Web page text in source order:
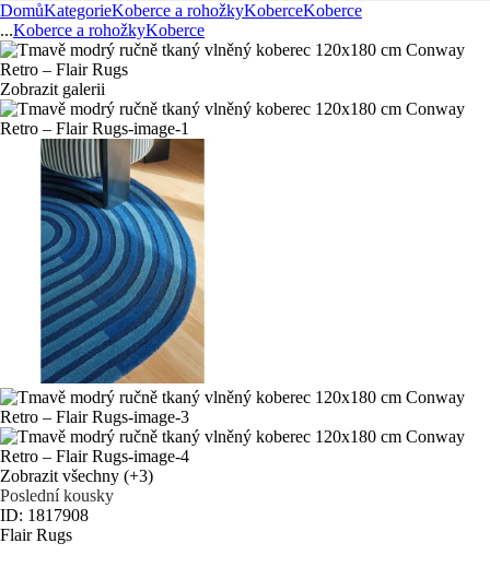
DomůKategorieKoberce a rohožkyKoberceKoberce
...Koberce a rohožkyKoberce
Zobrazit galerii
Zobrazit všechny (+3)
Poslední kousky
ID: 1817908
Flair Rugs